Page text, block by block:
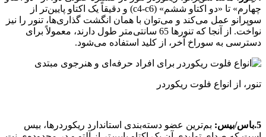
چهارم» تا «دو اکتاو ششم» (c4-c6) و دقیقاً یک اکتاو پایین‌تر از
سوپرانو عمل می‌کند و می‌توان با همان انگشت‌ گذاری‌ها، تنور را نیز
نواخت. از آنجا که تنورها 65 سانتی‌متر طول دارند، معمولاً برای
دسترسی به سوراخ آخر، از کلید استفاده می‌شود.
تنور، از انواع فلوت ریکوردر
5.باس/بیس:
بم‌ترین عضو دسته‌بندی استاندارد ریکوردرها، بیس